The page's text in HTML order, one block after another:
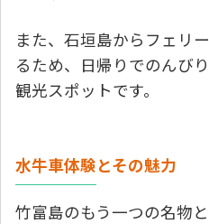
また、石垣島からフェリ
るため、日帰りでのんび
観光スポットです。
水牛車体験とその魅力
竹富島のもう一つの名物と